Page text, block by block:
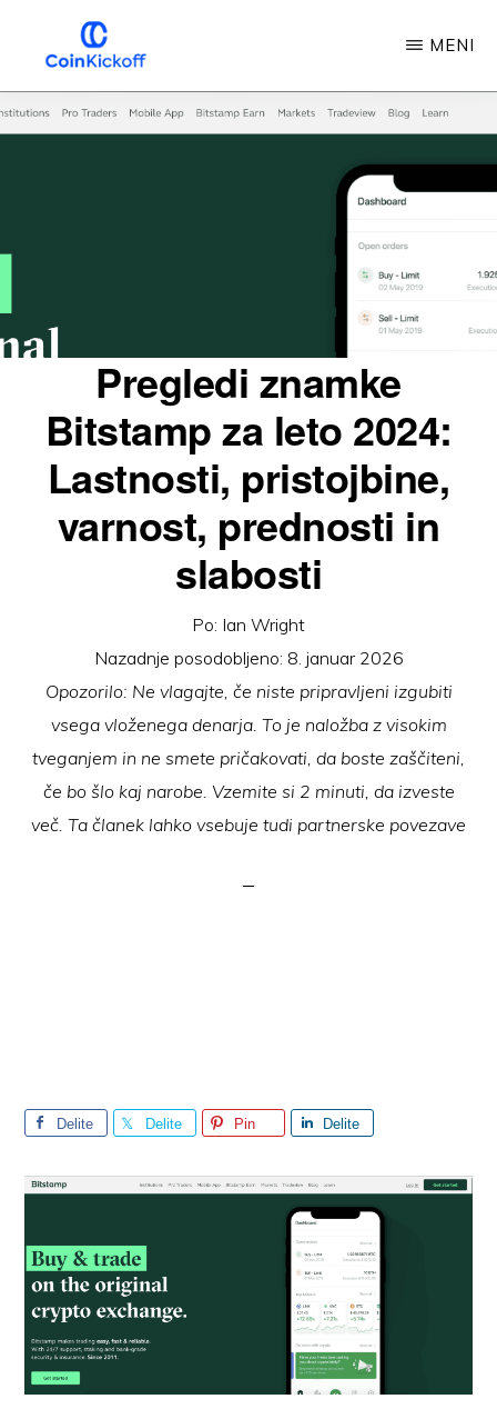
glavno
vsebino
COIN
IZKORIŠČANJE
MENI
Pregledi znamke
Bitstamp za leto 2024:
Lastnosti, pristojbine,
varnost, prednosti in
slabosti
Po: Ian Wright
Nazadnje posodobljeno: 8. januar 2026
Opozorilo: Ne vlagajte, če niste pripravljeni izgubiti
vsega vloženega denarja. To je naložba z visokim
tveganjem in ne smete pričakovati, da boste zaščiteni,
če bo šlo kaj narobe. Vzemite si 2 minuti, da izveste
več. Ta članek lahko vsebuje tudi partnerske povezave
Delite Delite Pin Delite